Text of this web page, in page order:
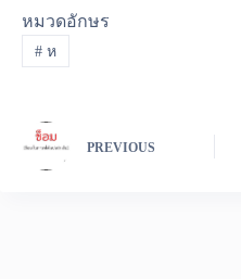
หมวดอักษร
#ห
PREVIOUS